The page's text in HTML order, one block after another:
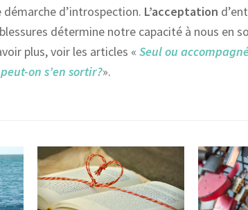
d’introspection. L’acceptation
détermine notre capacité à nous en
plus, voir les articles « Seul ou
on s’en sortir?».